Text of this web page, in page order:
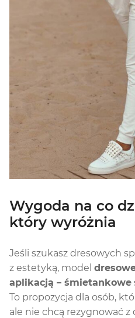
Wygoda na co
który wyróżnia
Jeśli szukasz dresowych
z estetyką, model
aplikacją – śmietankowe
To propozycja dla osób,
ale nie chcą rezygnować